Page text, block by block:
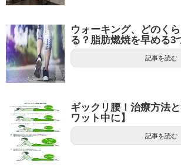
ウォーキング、どのく
る？脂肪燃焼を早める3
記事を読む
ギックリ腰！治療方法
ワット中に】
記事を読む